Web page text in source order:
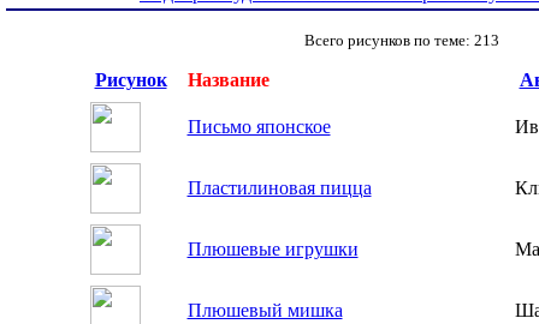
Всего рисунков по теме: 213
Рисунок Название
Письмо японское
Пластилиновая пицца
Плюшевые игрушки
Плюшевый мишка